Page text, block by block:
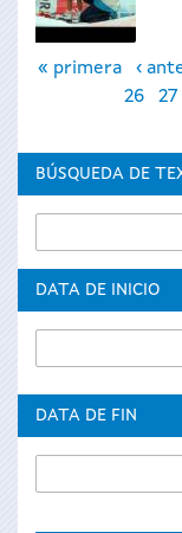
Páginas
« primera ‹
26
27
BÚSQUEDA DE
DATA DE INICIO
de
DATA DE FIN
de